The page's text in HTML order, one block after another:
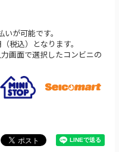
が可能です。
税込）となります。
画面で選択したコンビニの